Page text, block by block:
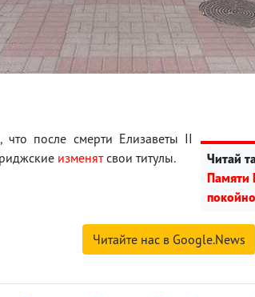
Читай
Памяти
после смерти Елизаветы II
изменятсвои титулы.
Читайте нас в Google.News